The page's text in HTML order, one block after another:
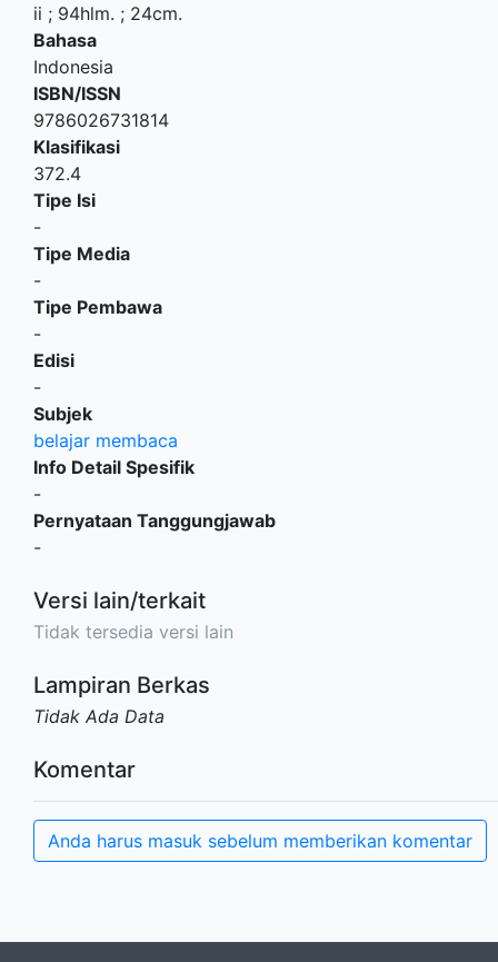
ii ; 94hlm. ; 24cm.
Bahasa
Indonesia
ISBN/ISSN
9786026731814
Klasifikasi
372.4
Tipe Isi
-
Tipe Media
-
Tipe Pembawa
-
Edisi
-
Subjek
belajar membaca
Info Detail Spesifik
-
Pernyataan Tanggungjawab
-
Versi lain/terkait
Tidak tersedia versi lain
Lampiran Berkas
Tidak Ada Data
Komentar
Anda harus masuk sebelum memberikan komentar